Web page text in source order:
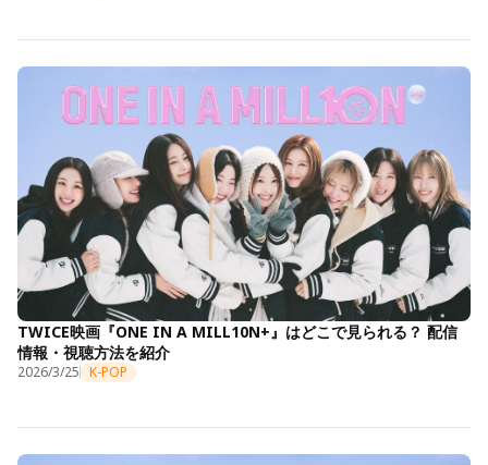
TWICE映画『ONE IN A MILL10N+』はどこで見られる？ 配信
情報・視聴方法を紹介
2026/3/25 K-POP